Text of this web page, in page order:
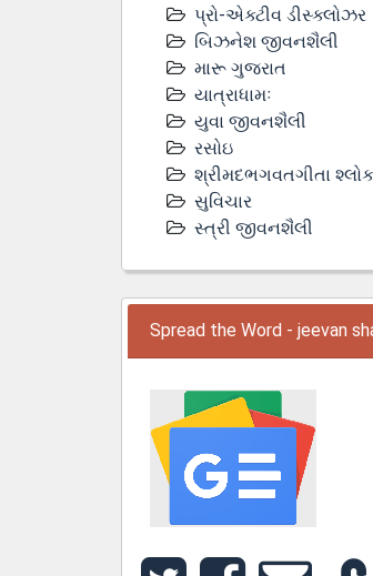
પ્રો-એક્ટીવ ડીસ્‍ક્લોઝર
બિઝનેશ જીવનશૈલી
મારૂ ગુજરાત
યાત્રાધામઃ
યુવા જીવનશૈલી
રસોઇ
શ્રીમદભગવતગીતા શ્લોક
સુવિચાર
સ્ત્રી જીવનશૈલી
Spread the Word - jeevan